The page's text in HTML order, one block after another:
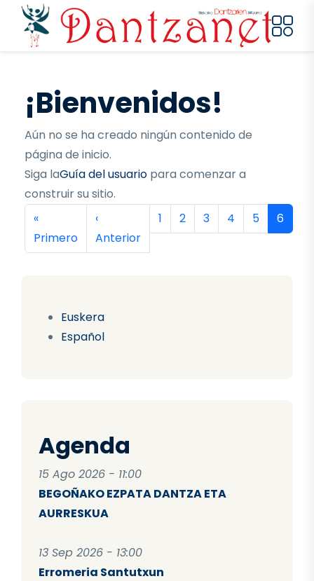
Pasar al contenido principal
Euskera
Español
Agenda
15 Ago 2026 - 11:00
BEGOÑAKO EZPATA DANTZA ETA
AURRESKUA
13 Sep 2026 - 13:00
Erromeria Santutxun
¡Bienvenidos!
Aún no se ha creado ningún contenido de
página de inicio.
Siga laGuía del usuario para comenzar a
construir su sitio.
Paginación
Primera página
«
Primero
Página anterior
‹
Anterior
Página
1 Página
2 Página
3 Página
4 Página
5 6